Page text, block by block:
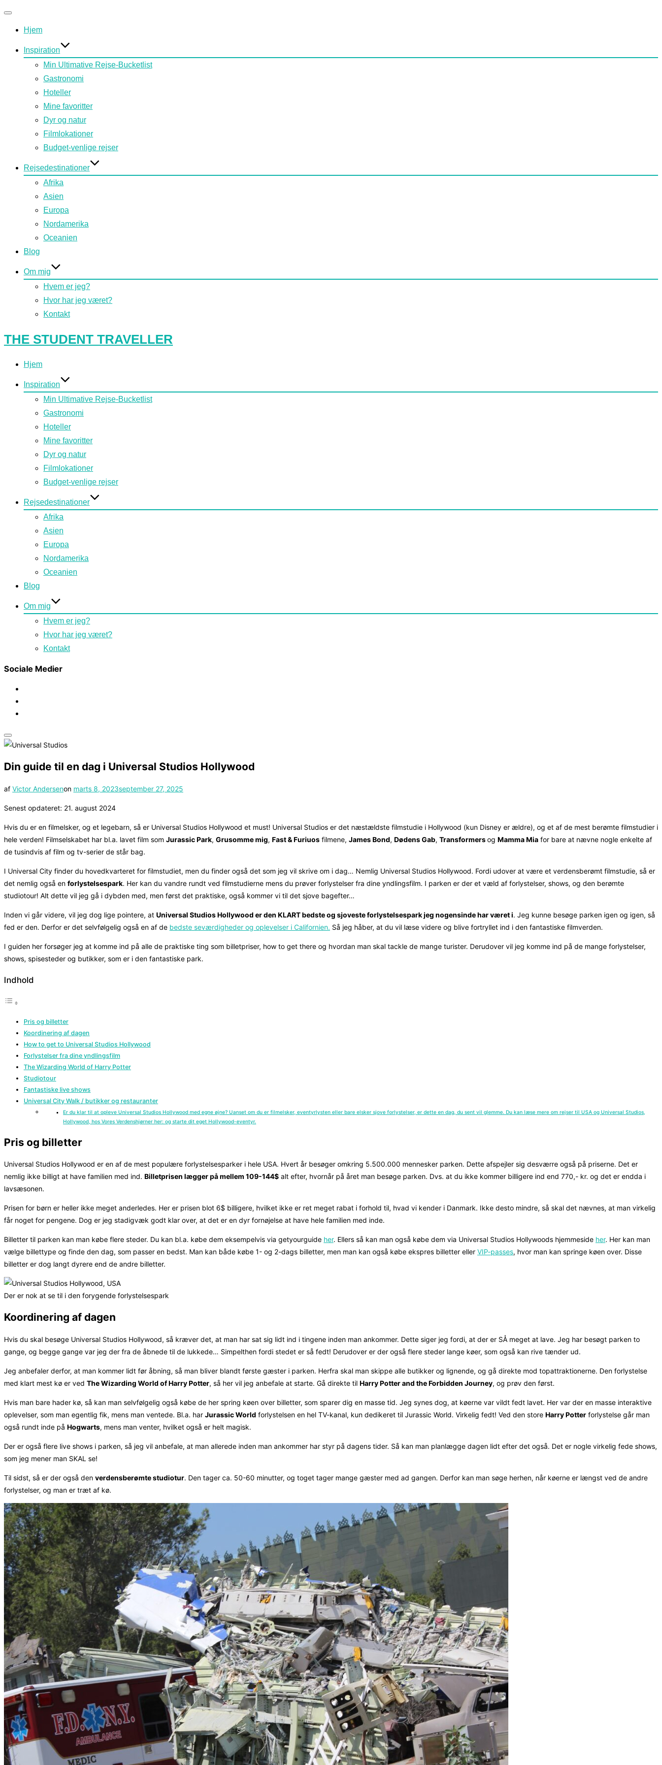
navigation
Hjem
Inspiration
Min Ultimative Rejse-Bucketlist
Gastronomi
Hoteller
Mine favoritter
Dyr og natur
Filmlokationer
Budget-venlige rejser
Rejsedestinationer
Afrika
Asien
Europa
Nordamerika
Oceanien
Blog
Om mig
Hvem er jeg?
Hvor har jeg været?
Kontakt
Videre
til
THE STUDENT TRAVELLER
Hjem
Inspiration
Min Ultimative Rejse-Bucketlist
Gastronomi
Hoteller
Mine favoritter
Dyr og natur
Filmlokationer
Budget-venlige rejser
Rejsedestinationer
Afrika
Asien
Europa
Nordamerika
Oceanien
Blog
Om mig
Hvem er jeg?
Hvor har jeg været?
Kontakt
Sociale Medier
Slå
i
til/fra
Din guide til en dag i Universal Studios Hollywood
af Victor Andersenon Udgivet
marts 8, 2023september 27, 2025
Senest opdateret: 21. august 2024
Hvis du er en filmelsker, og et legebarn, så er Universal Studios Hollywood et must! Universal Studios er det næstældste filmstudie i Hollywood (kun Disney er ældre), og et af de mest berømte filmstudier i
hele verden! Filmselskabet har bl.a. lavet film som Jurassic Park, Grusomme mig, Fast & Furiuos filmene, James Bond, Dødens Gab, Transformersog Mamma Mia for bare at nævne nogle enkelte af
de tusindvis af film og tv-serier de står bag.
I Universal City finder du hovedkvarteret for filmstudiet, men du finder også det som jeg vil skrive om i dag… Nemlig Universal Studios Hollywood. Fordi udover at være et verdensberømt filmstudie, så er
det nemlig også en forlystelsespark. Her kan du vandre rundt ved filmstudierne mens du prøver forlystelser fra dine yndlingsfilm. I parken er der et væld af forlystelser, shows, og den berømte
studiotour! Alt dette vil jeg gå i dybden med, men først det praktiske, også kommer vi til det sjove bagefter…
Inden vi går videre, vil jeg dog lige pointere, at Universal Studios Hollywood er den KLART bedste og sjoveste forlystelsespark jeg nogensinde har været i. Jeg kunne besøge parken igen og igen, så
fed er den. Derfor er det selvfølgelig også en af de bedste seværdigheder og oplevelser i Californien. Så jeg håber, at du vil læse videre og blive fortryllet ind i den fantastiske filmverden.
I guiden her forsøger jeg at komme ind på alle de praktiske ting som billetpriser, how to get there og hvordan man skal tackle de mange turister. Derudover vil jeg komme ind på de mange forlystelser,
shows, spisesteder og butikker, som er i den fantastiske park.
Indhold
Pris og billetter
Koordinering af dagen
How to get to Universal Studios Hollywood
Forlystelser fra dine yndlingsfilm
The Wizarding World of Harry Potter
Studiotour
Fantastiske live shows
Universal City Walk / butikker og restauranter
Er du klar til at opleve Universal Studios Hollywood med egne øjne? Uanset om du er filmelsker, eventyrlysten eller bare elsker sjove forlystelser, er dette en dag, du sent vil glemme. Du kan læse mere om rejser til USA og Universal Studios,
Hollywood, hos Vores Verdenshjørner her: og starte dit eget Hollywood-eventyr.
Pris og billetter
Universal Studios Hollywood er en af de mest populære forlystelsesparker i hele USA. Hvert år besøger omkring 5.500.000 mennesker parken. Dette afspejler sig desværre også på priserne. Det er
nemlig ikke billigt at have familien med ind. Billetprisen lægger på mellem 109-144$ alt efter, hvornår på året man besøge parken. Dvs. at du ikke kommer billigere ind end 770,- kr. og det er endda i
lavsæsonen.
Prisen for børn er heller ikke meget anderledes. Her er prisen blot 6$ billigere, hvilket ikke er ret meget rabat i forhold til, hvad vi kender i Danmark. Ikke desto mindre, så skal det nævnes, at man virkelig
får noget for pengene. Dog er jeg stadigvæk godt klar over, at det er en dyr fornøjelse at have hele familien med inde.
Billetter til parken kan man købe flere steder. Du kan bl.a. købe dem eksempelvis via getyourguide her. Ellers så kan man også købe dem via Universal Studios Hollywoods hjemmeside her. Her kan man
vælge billettype og finde den dag, som passer en bedst. Man kan både købe 1- og 2-dags billetter, men man kan også købe ekspres billetter eller VIP-passes, hvor man kan springe køen over. Disse
billetter er dog langt dyrere end de andre billetter.
Der er nok at se til i den forygende forlystelsespark
Koordinering af dagen
Hvis du skal besøge Universal Studios Hollywood, så kræver det, at man har sat sig lidt ind i tingene inden man ankommer. Dette siger jeg fordi, at der er SÅ meget at lave. Jeg har besøgt parken to
gange, og begge gange var jeg der fra de åbnede til de lukkede… Simpelthen fordi stedet er så fedt! Derudover er der også flere steder lange køer, som også kan rive tænder ud.
Jeg anbefaler derfor, at man kommer lidt før åbning, så man bliver blandt første gæster i parken. Herfra skal man skippe alle butikker og lignende, og gå direkte mod topattraktionerne. Den forlystelse
med klart mest kø er ved The Wizarding World of Harry Potter, så her vil jeg anbefale at starte. Gå direkte til Harry Potter and the Forbidden Journey, og prøv den først.
Hvis man bare hader kø, så kan man selvfølgelig også købe de her spring køen over billetter, som sparer dig en masse tid. Jeg synes dog, at køerne var vildt fedt lavet. Her var der en masse interaktive
oplevelser, som man egentlig fik, mens man ventede. Bl.a. har Jurassic World forlystelsen en hel TV-kanal, kun dedikeret til Jurassic World. Virkelig fedt! Ved den store Harry Potter forlystelse går man
også rundt inde på Hogwarts, mens man venter, hvilket også er helt magisk.
Der er også flere live shows i parken, så jeg vil anbefale, at man allerede inden man ankommer har styr på dagens tider. Så kan man planlægge dagen lidt efter det også. Det er nogle virkelig fede shows,
som jeg mener man SKAL se!
Til sidst, så er der også den verdensberømte studiotur. Den tager ca. 50-60 minutter, og toget tager mange gæster med ad gangen. Derfor kan man søge herhen, når køerne er længst ved de andre
forlystelser, og man er træt af kø.